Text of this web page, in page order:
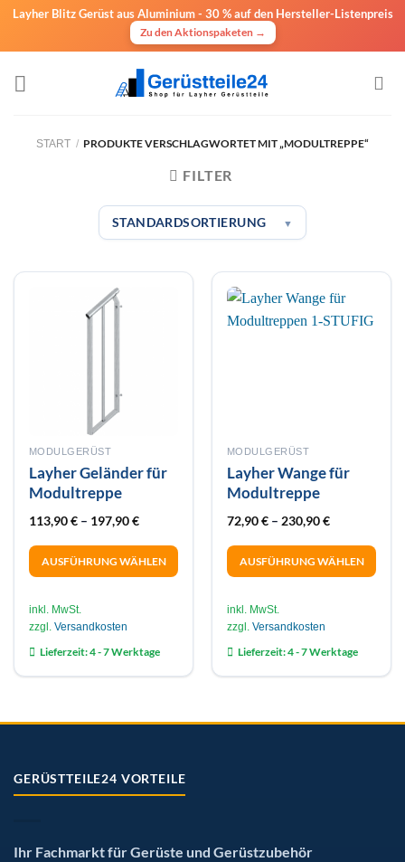
Layher Blitz Gerüst aus Aluminium - 30 % auf den Hersteller-Listenpreis
Zu den Aktionspaketen →
START / PRODUKTE VERSCHLAGWORTET MIT „MODULTREPPE“
FILTER
STANDARDSORTIERUNG ▼
MODULGERÜST
Layher Geländer für
Modultreppe
113,90€– 197,90€
AUSFÜHRUNG WÄHLEN
Produkt
weist
auf.
Optionen
der
Produktseite
inkl. MwSt.
zzgl. Versandkosten
Lieferzeit:4 - 7 Werktage
MODULGERÜST
Layher Wange für
Modultreppe
72,90€– 230,90€
AUSFÜHRUNG WÄHLEN
Produkt
weist
auf.
Optionen
inkl. MwSt.
zzgl. Versandkosten
Lieferzeit:4 - 7 Werktage
GERÜSTTEILE24 VORTEILE
Ihr Fachmarkt für Gerüste und Gerüstzubehör